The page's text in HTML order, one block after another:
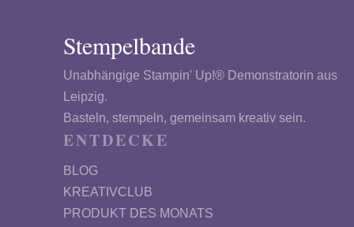
Stempelbande
Unabhängige Stampin' Up!® Demonstratorin aus
Leipzig.
Basteln, stempeln, gemeinsam kreativ sein.
ENTDECKE
BLOG
KREATIVCLUB
PRODUKT DES MONATS